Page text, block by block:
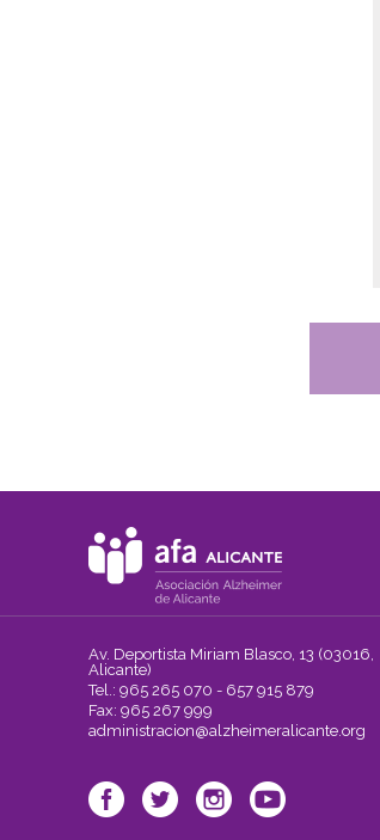
Av. Deportista Miriam Blasco, 13 (03016,
Alicante)
Tel.: 965 265 070 - 657 915 879
Fax: 965 267 999
administracion@alzheimeralicante.org